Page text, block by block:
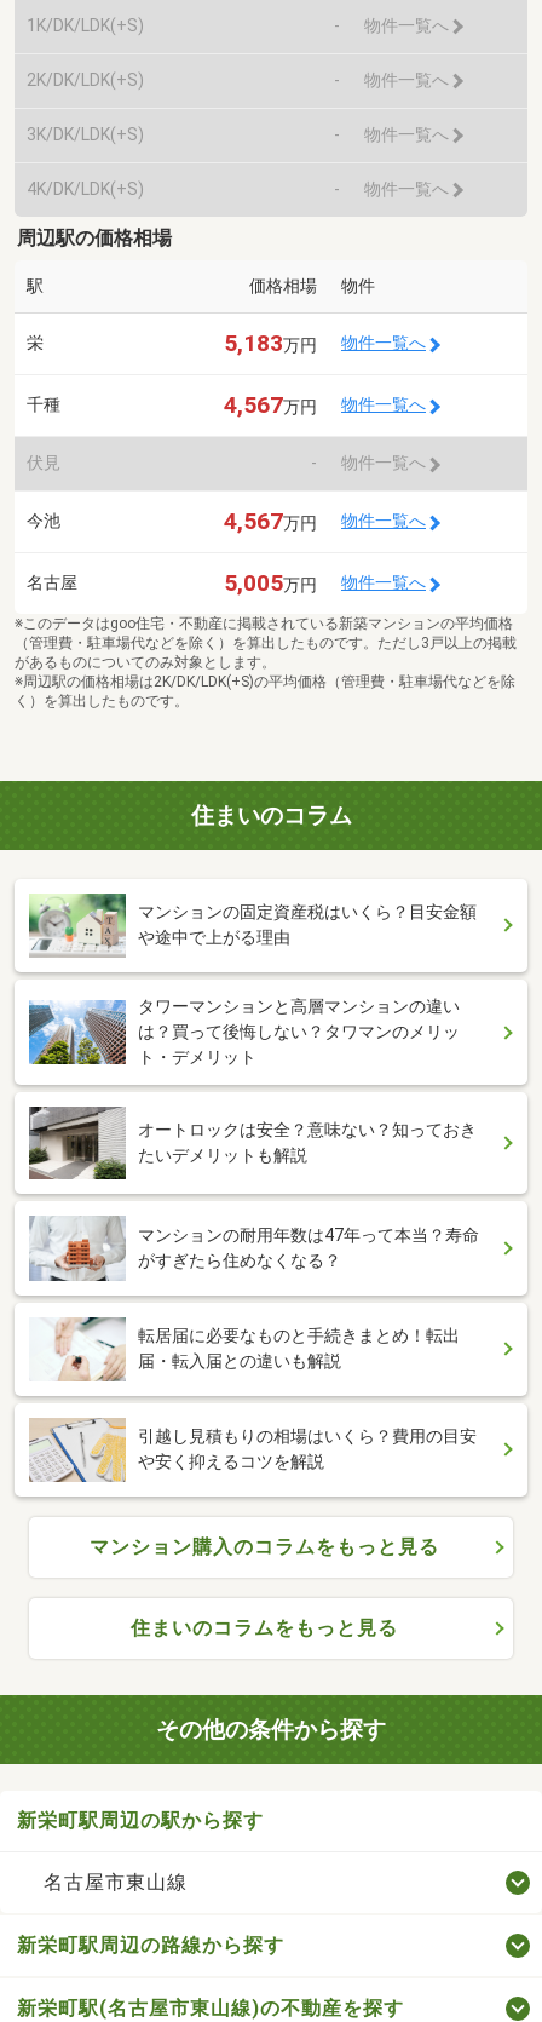
1K/DK/LDK(+S) - 物件一覧へ
2K/DK/LDK(+S) - 物件一覧へ
3K/DK/LDK(+S) - 物件一覧へ
4K/DK/LDK(+S) - 物件一覧へ
周辺駅の価格相場
駅 価格相場 物件
栄 5,183万円 物件一覧へ
千種 4,567万円 物件一覧へ
伏見 - 物件一覧へ
今池 4,567万円 物件一覧へ
名古屋 5,005万円 物件一覧へ
※このデータはgoo住宅・不動産に掲載されている新築マンションの平均価格
（管理費・駐車場代などを除く）を算出したものです。ただし3戸以上の掲載
があるものについてのみ対象とします。
※周辺駅の価格相場は2K/DK/LDK(+S)の平均価格（管理費・駐車場代などを除
く）を算出したものです。
住まいのコラム
マンションの固定資産税はいくら？目安金額
や途中で上がる理由
タワーマンションと高層マンションの違い
は？買って後悔しない？タワマンのメリッ
ト・デメリット
オートロックは安全？意味ない？知っておき
たいデメリットも解説
マンションの耐用年数は47年って本当？寿命
がすぎたら住めなくなる？
転居届に必要なものと手続きまとめ！転出
届・転入届との違いも解説
引越し見積もりの相場はいくら？費用の目安
や安く抑えるコツを解説
マンション購入のコラムをもっと見る
住まいのコラムをもっと見る
その他の条件から探す
新栄町駅周辺の駅から探す
名古屋市東山線
新栄町駅周辺の路線から探す
新栄町駅(名古屋市東山線)の不動産を探す